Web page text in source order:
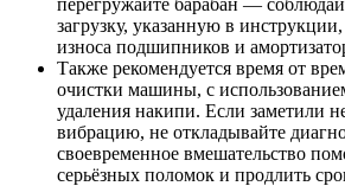
загрузку, указанную в
износа подшипников и
Также рекомендуется время от
очистки машины, с
удаления накипи. Если заметили
вибрацию, не откладывайте
своевременное вмешательство
серьёзных поломок и продлить